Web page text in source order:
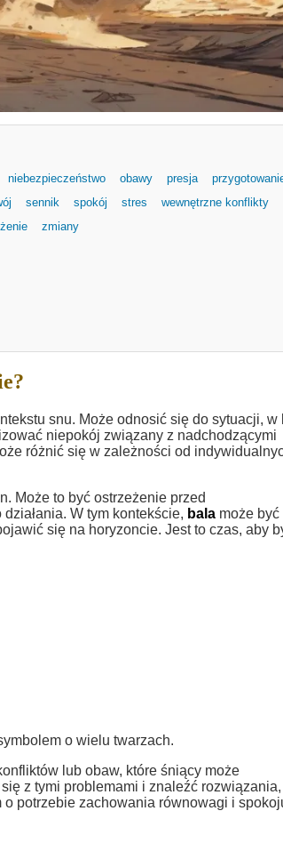
niebezpieczeństwo obawy presja
sennik spokój stres
wewnętrzne konflikty
zmiany
snu. Może odnosić się do sytuacji, w
niepokój związany z nadchodzącymi
różnić się w zależności od
Może to być ostrzeżenie przed
W tym kontekście, bala może być
się na horyzoncie. Jest to czas, aby
o wielu twarzach.
lub obaw, które śniący może
z tymi problemami i znaleźć
o potrzebie zachowania równowagi i